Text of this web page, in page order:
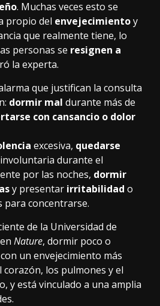
. Muchas veces esto se
propio del envejecimientoy
que realmente tiene, lo
personas se resignen a
la experta.
que justifican la consulta
dormir mal durante más de
con cansancio o dolor
excesiva, quedarse
durante el
por las noches, dormir
y presentar irritabilidad o
para concentrarse.
de la Universidad de
Nature, dormir poco o
un envejecimiento más
los pulmones y el
y está vinculado a una amplia